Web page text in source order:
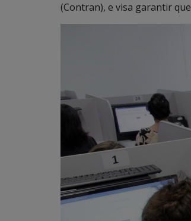
(Contran), e visa garantir